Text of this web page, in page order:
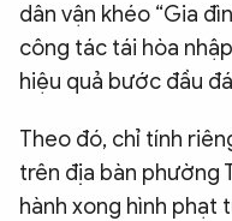
eMagazine
Video
Infographic
Chuyên trangAn ninh thế giới
Chuyên đề
dân vận khéo “Gia
công tác tái hòa
hiệu quả bước đầu
Theo đó, chỉ tính
trên địa bàn phường
hành xong hình phạt